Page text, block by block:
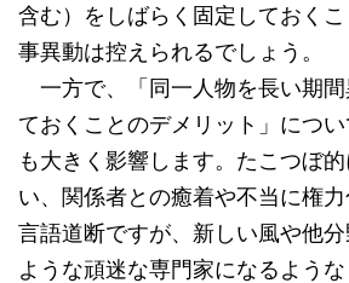
含む）をしばらく固定しておく
事異動は控えられるでしょう。
一方で、「同一人物を長い期
ておくことのデメリット」につ
も大きく影響します。たこつぼ
い、関係者との癒着や不当に権
言語道断ですが、新しい風や他
ような頑迷な専門家になるよう